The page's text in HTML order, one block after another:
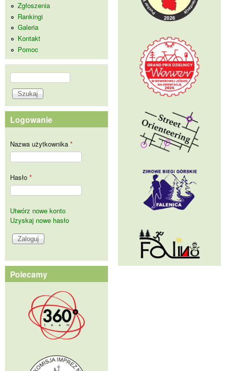
Zgłoszenia
Rankingi
Galeria
Kontakt
Pomoc
Formularz wyszukiwania
Szukaj
Logowanie
Nazwa użytkownika *
Hasło *
Utwórz nowe konto
Uzyskaj nowe hasło
Polecamy